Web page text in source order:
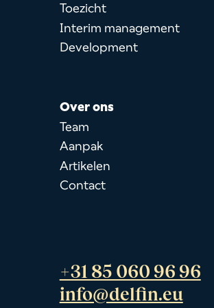
Toezicht
Interim management
Development
Over ons
Team
Aanpak
Artikelen
Contact
+31 85 060 96 96
info@delfin.eu